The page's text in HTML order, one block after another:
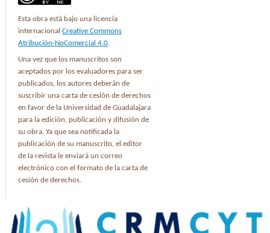
Esta obra está bajo una licencia
internacional Creative Commons
Atribución-NoComercial 4.0.
Una vez que los manuscritos son
aceptados por los evaluadores para ser
publicados, los autores deberán de
suscribir una carta de cesión de derechos
en favor de la Universidad de Guadalajara
para la edición, publicación y difusión de
su obra. Ya que sea notificada la
publicación de su manuscrito, el editor
de la revista le enviará un correo
electrónico con el formato de la carta de
cesión de derechos.